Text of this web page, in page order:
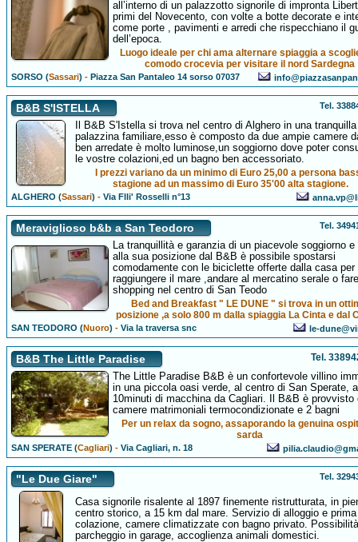
all’interno di un palazzotto signorile di impronta
primi del Novecento, con volte a botte decorate e
come porte , pavimenti e arredi che rispecchiano il
dell’epoca.
Luogo ideale per chi ama alternare spiaggia a
comodo crocevia per visitare il nord Sardegna
SORSO (Sassari) -Piazza San Pantaleo 14 sorso 07037
B&B S'ISTELLA Tel.
Il B&B S'Istella si trova nel centro di Alghero in una tranquilla
palazzina familiare,esso è composto da due ampie camere
ben arredate è molto luminose,un soggiorno dove poter
le vostre colazioni,ed un bagno ben accessoriato.
I prezzi variano da un minimo di Euro 25,00 a persona
stagione ad un massimo di Euro 35'00 alta stagione.
ALGHERO (Sassari) -Via Flli' Rosselli n°13
Meraviglioso b&b a San Teodoro Tel.
La tranquillità e garanzia di un piacevole soggiorno e
alla sua posizione dal B&B è possibile spostarsi
comodamente con le biciclette offerte dalla casa per
raggiungere il mare ,andare al mercatino serale o fare
shopping nel centro di San Teodo
Bed and Breakfast " LE DUNE " si trova in un
posizione ,a solo 800 m dalla spiaggia La Cinta e dal
SAN TEODORO (Nuoro) -Via la traversa snc le-
B&B The Little Paradise Tel.
The Little Paradise B&B è un confortevole villino
in una piccola oasi verde, al centro di San Sperate, a
10minuti di macchina da Cagliari. Il B&B è provvisto
camere matrimoniali termocondizionate e 2 bagni
Per un relax da sogno, assaporando la genuina
sarda
SAN SPERATE (Cagliari) -Via Cagliari, n. 18
"Le Due Giare" Tel.
Casa signorile risalente al 1897 finemente ristrutturata, in
centro storico, a 15 km dal mare. Servizio di alloggio e prima
colazione, camere climatizzate con bagno privato.
parcheggio in garage, accoglienza animali domestici.